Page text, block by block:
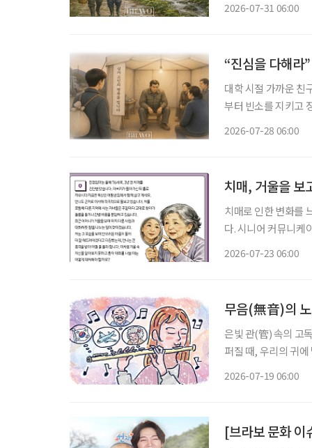
2026-07-31 06:00
“진심을 다해라”
대학 시절 가까운 친
부터 빈소를 지키고
2026-07-28 06:00
치매, 거울을 보
치매로 인한 변화를
다. 시니어 커뮤니케
2026-07-23 06:00
무음(無音)의
은빛 관(管) 속의 고
퍼질 때, 우리의 귀
2026-07-19 06:00
[브라보 문화 이